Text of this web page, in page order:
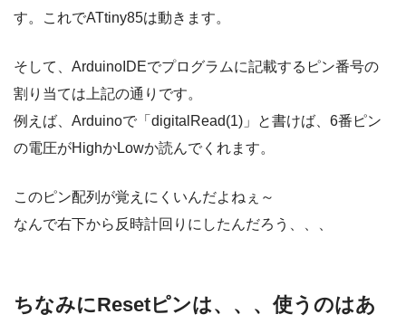
す。これでATtiny85は動きます。
そして、ArduinoIDEでプログラムに記載するピン番号の
割り当ては上記の通りです。
例えば、Arduinoで「digitalRead(1)」と書けば、6番ピン
の電圧がHighかLowか読んでくれます。
このピン配列が覚えにくいんだよねぇ～
なんで右下から反時計回りにしたんだろう、、、
ちなみにResetピンは、、、使うのはあ